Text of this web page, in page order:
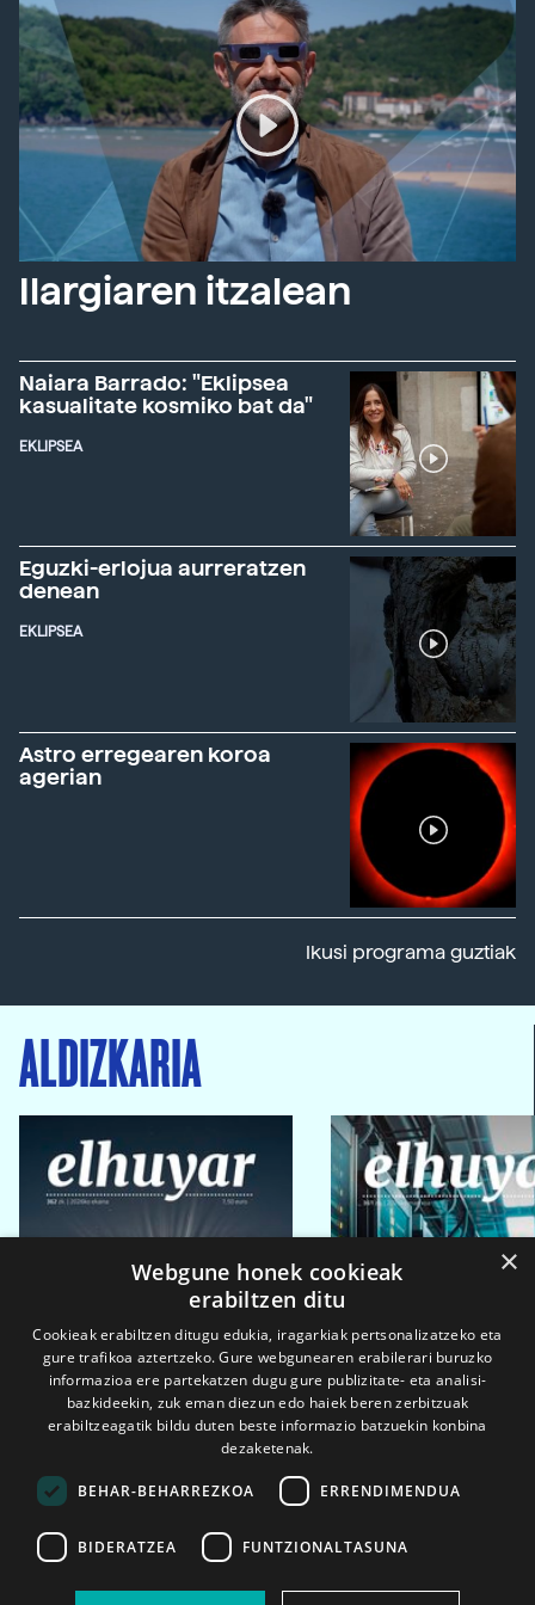
Ilargiaren itzalean
Naiara Barrado: "Eklipsea
kasualitate kosmiko bat da"
EKLIPSEA
Eguzki-erlojua aurreratzen
denean
EKLIPSEA
Astro erregearen koroa
agerian
Ikusi programa guztiak
ALDIZKARIA
2026ko eka. 1a 2026ko mar. 1a
×
Webgune honek cookieak
erabiltzen ditu
Cookieak erabiltzen ditugu edukia, iragarkiak pertsonalizatzeko eta
gure trafikoa aztertzeko. Gure webgunearen erabilerari buruzko
informazioa ere partekatzen dugu gure publizitate- eta analisi-
bazkideekin, zuk eman diezun edo haiek beren zerbitzuak
erabiltzeagatik bildu duten beste informazio batzuekin konbina
dezaketenak.
BEHAR-BEHARREZKOA ERRENDIMENDUA
BIDERATZEA FUNTZIONALTASUNA